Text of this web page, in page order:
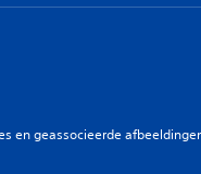
geassocieerde